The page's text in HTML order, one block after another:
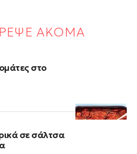
ΑΚΟΜΑ
στο
σε σάλτσα